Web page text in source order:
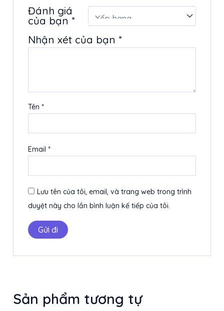
Đánh giá
của bạn *
Nhận xét của bạn *
Tên *
Email *
Lưu tên của tôi, email, và trang web trong trình
duyệt này cho lần bình luận kế tiếp của tôi.
Sản phẩm tương tự